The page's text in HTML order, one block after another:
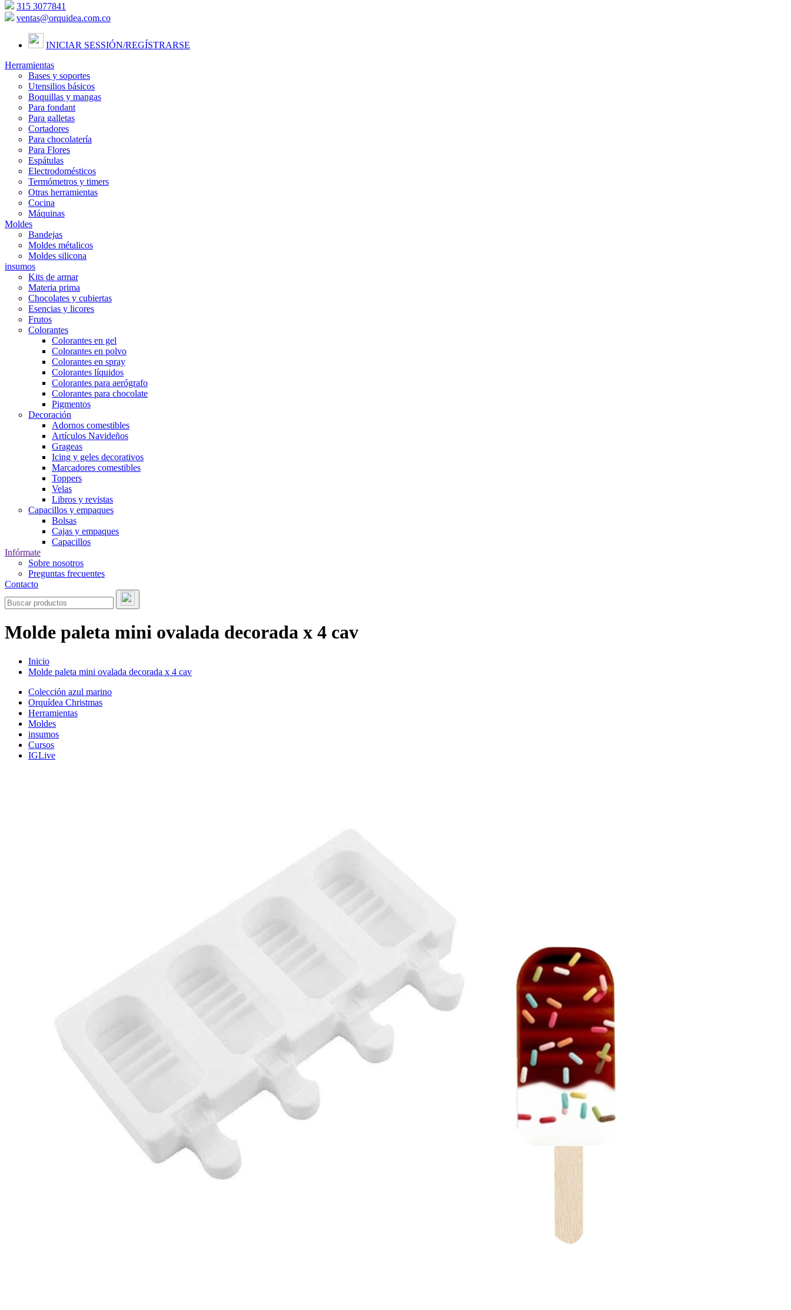
315 3077841
ventas@orquidea.com.co
INICIAR SESSIÓN/REGÍSTRARSE
Herramientas
Bases y soportes
Utensilios básicos
Boquillas y mangas
Para fondant
Para galletas
Cortadores
Para chocolatería
Para Flores
Espátulas
Electrodomésticos
Termómetros y timers
Otras herramientas
Cocina
Máquinas
Moldes
Bandejas
Moldes métalicos
Moldes silicona
insumos
Kits de armar
Materia prima
Chocolates y cubiertas
Esencias y licores
Frutos
Colorantes
Colorantes en gel
Colorantes en polvo
Colorantes en spray
Colorantes líquidos
Colorantes para aerógrafo
Colorantes para chocolate
Pigmentos
Decoración
Adornos comestibles
Artículos Navideños
Grageas
Icing y geles decorativos
Marcadores comestibles
Toppers
Velas
Libros y revistas
Capacillos y empaques
Bolsas
Cajas y empaques
Capacillos
Infórmate
Sobre nosotros
Preguntas frecuentes
Contacto
Molde paleta mini ovalada decorada x 4 cav
Inicio
Molde paleta mini ovalada decorada x 4 cav
Colección azul marino
Orquídea Christmas
Herramientas
Moldes
insumos
Cursos
IGLive